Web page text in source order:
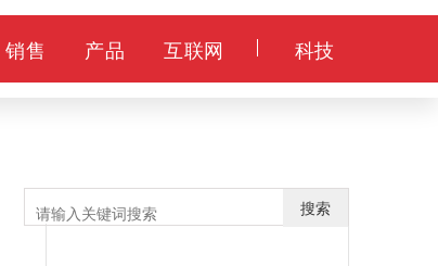
销售 产品 互联网 科技
搜索